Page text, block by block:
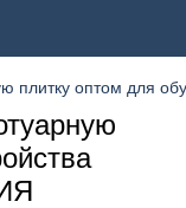
плитку оптом для